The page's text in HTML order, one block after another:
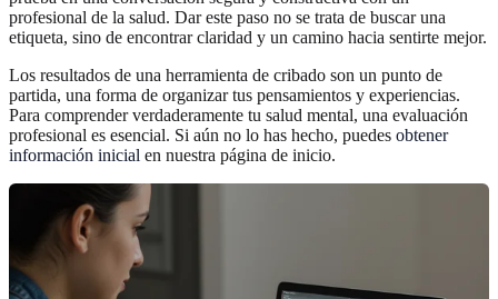
profesional de la salud. Dar este paso no se trata de buscar una
etiqueta, sino de encontrar claridad y un camino hacia sentirte mejor.
Los resultados de una herramienta de cribado son un punto de
partida, una forma de organizar tus pensamientos y experiencias.
Para comprender verdaderamente tu salud mental, una evaluación
profesional es esencial. Si aún no lo has hecho, puedes obtener
información inicial en nuestra página de inicio.